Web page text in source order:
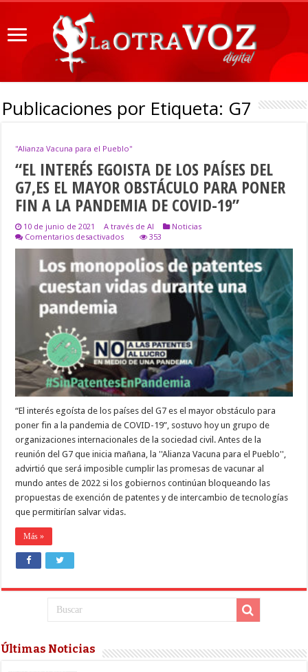
Publicaciones por Etiqueta: G7
''Alianza Vacuna para el Pueblo''
“EL INTERÉS EGOISTA DE LOS PAÍSES DEL
G7,ES EL MAYOR OBSTÁCULO PARA PONER
FIN A LA PANDEMIA DE COVID-19”
10 de junio de 2021 A través de AI
Noticias
Comentarios desactivadosen
“EL
INTERÉS
EGOISTA
DE
LOS
EL
MAYOR
OBSTÁCULO
PARA
PONER
FIN
A
PANDEMIA
DE
19”
353
“El interés egoísta de los países del G7 es el mayor obstáculo para
poner fin a la pandemia de COVID-19”, sostuvo hoy un grupo de
organizaciones internacionales de la sociedad civil. Antes de la
reunión del G7 que inicia mañana, la ''Alianza Vacuna para el Pueblo'',
advirtió que será imposible cumplir las promesas de vacunar al
mundo antes de 2022 si los gobiernos continúan bloqueando las
propuestas de exención de patentes y de intercambio de tecnologías
que permitirían salvar vidas.
Más »
Últimas Noticias